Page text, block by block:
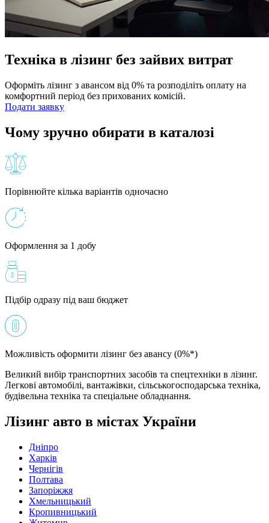
Техніка в лізинг без зайвих витрат
Оформіть лізинг з авансом від 0% та розподіліть оплату на
комфортний період без прихованих комісій.
Подати заявку
Чому зручно обирати в каталозі
Порівнюйте кілька варіантів одночасно
Оформлення за 1 добу
Підбір одразу під ваш бюджет
Можливість оформити лізинг без авансу (0%*)
Великий вибір транспортних засобів та спецтехніки в лізинг.
Легкові автомобілі, вантажівки, сільськогосподарська техніка,
будівельна техніка та спеціальне обладнання.
Лізинг авто в містах України
Дніпро
Харків
Чернігів
Полтава
Запоріжжя
Хмельницький
Кропивницький